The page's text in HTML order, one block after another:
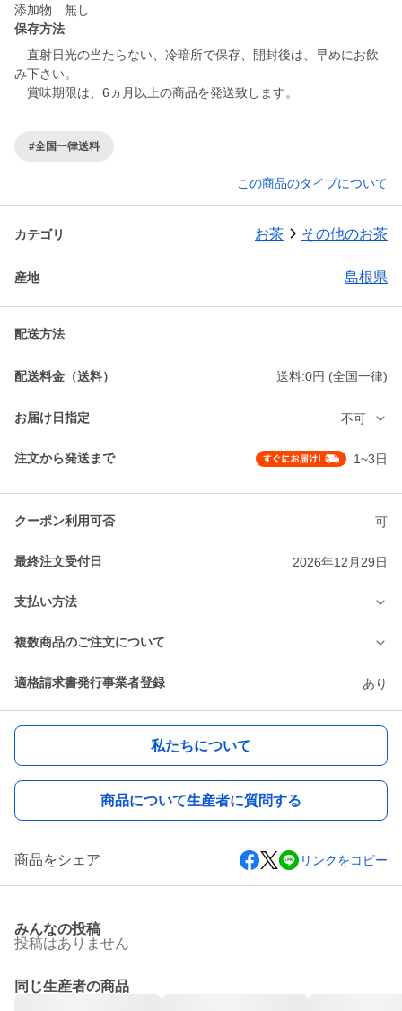
保存方法
直射日光の当たらない、冷暗所で保存、開封後は、早めにお飲
み下さい。
#全国一律送料
この商品のタイプについて
カテゴリ お茶 その他のお茶
産地 島根県
配送方法
配送料金（送料） 送料:0円 (全国一律)
お届け日指定 不可
注文から発送まで 1~3日
クーポン利用可否 可
最終注文受付日 2026年12月29日
支払い方法
複数商品のご注文について
適格請求書発行事業者登録 あり
私たちについて
商品について生産者に質問する
商品をシェア リンクをコピー
みんなの投稿
投稿はありません
同じ生産者の商品